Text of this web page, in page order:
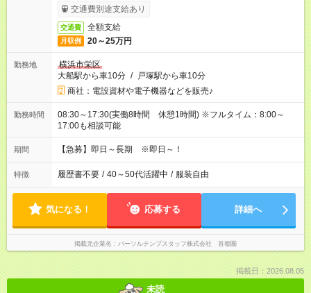
交通費別途支給あり
交通費 全額支給
月収例 20～25万円
勤務地
横浜市栄区
大船駅から車10分 / 戸塚駅から車10分
商社：電設資材や電子機器などを販売♪
勤務時間
08:30～17:30(実働8時間 休憩1時間) ※フルタイム：8:00～
17:00も相談可能
期間 【急募】即日～長期 ※即日～！
特徴 履歴書不要 / 40～50代活躍中 / 服装自由
気になる！ 応募する 詳細へ
掲載元企業名 パーソルテンプスタッフ株式会社 首都圏
掲載日：2026.08.05
未読